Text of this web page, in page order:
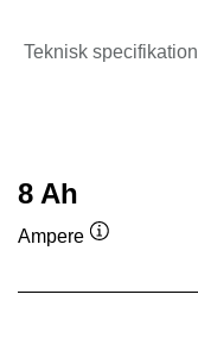
Teknisk specifikation
8 Ah
Ampere